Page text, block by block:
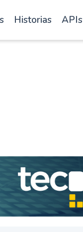
Historias APIs